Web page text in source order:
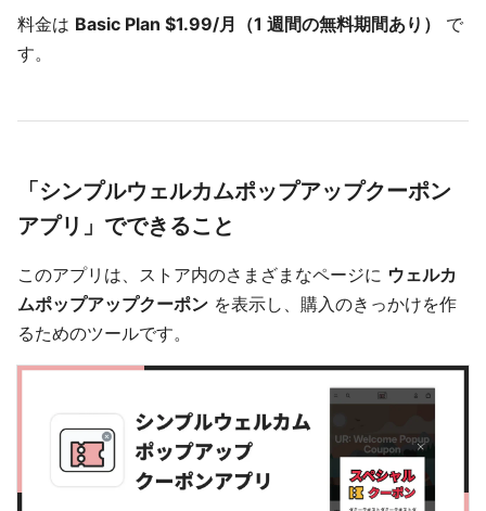
料金は Basic Plan $1.99/月（1 週間の無料期間あり）
で
す。
「シンプルウェルカムポップアップクーポン
アプリ」でできること
このアプリは、ストア内のさまざまなページに ウェルカ
ムポップアップクーポン を表示し、購入のきっかけを作
るためのツールです。